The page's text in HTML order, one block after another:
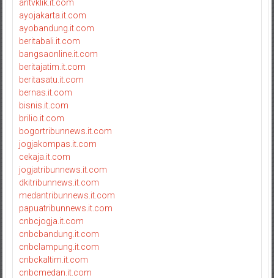
antvklik.it.com
ayojakarta.it.com
ayobandung.it.com
beritabali.it.com
bangsaonline.it.com
beritajatim.it.com
beritasatu.it.com
bernas.it.com
bisnis.it.com
brilio.it.com
bogortribunnews.it.com
jogjakompas.it.com
cekaja.it.com
jogjatribunnews.it.com
dkitribunnews.it.com
medantribunnews.it.com
papuatribunnews.it.com
cnbcjogja.it.com
cnbcbandung.it.com
cnbclampung.it.com
cnbckaltim.it.com
cnbcmedan.it.com